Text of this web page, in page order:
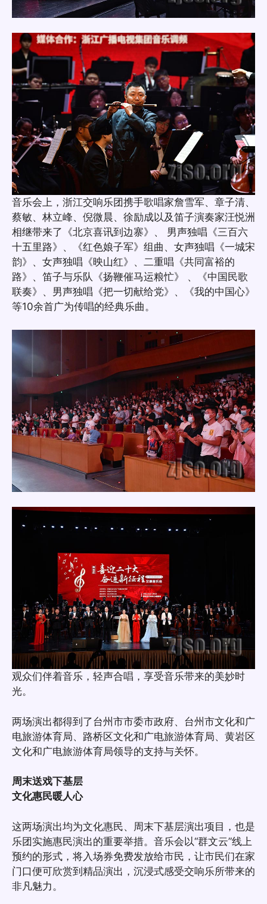
音乐会上，浙江交响乐团携手歌唱家詹雪军、章子清、
蔡敏、林立峰、倪微晨、徐励成以及笛子演奏家汪悦洲
相继带来了《北京喜讯到边寨》、 男声独唱《三百六
十五里路》、《红色娘子军》组曲、女声独唱《一城宋
韵》、女声独唱《映山红》、二重唱《共同富裕的
路》、笛子与乐队《扬鞭催马运粮忙》 、《中国民歌
联奏》、男声独唱《把一切献给党》、《我的中国心》
等10余首广为传唱的经典乐曲。
观众们伴着音乐，轻声合唱，享受音乐带来的美妙时
光。
两场演出都得到了台州市市委市政府、台州市文化和广
电旅游体育局、路桥区文化和广电旅游体育局、黄岩区
文化和广电旅游体育局领导的支持与关怀。
周末送戏下基层
文化惠民暖人心
这两场演出均为文化惠民、周末下基层演出项目，也是
乐团实施惠民演出的重要举措。音乐会以“群文云”线上
预约的形式，将入场券免费发放给市民，让市民们在家
门口便可欣赏到精品演出，沉浸式感受交响乐所带来的
非凡魅力。